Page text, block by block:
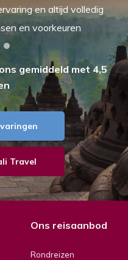
en altijd volledig
en voorkeuren
gemiddeld met 4,5
Travel
Ons reisaanbod
Rondreizen